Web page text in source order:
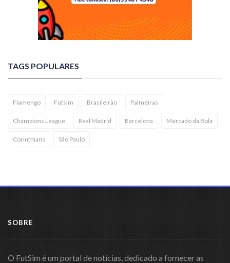
TAGS POPULARES
Flamengo Futsim Brasileirão Palmeiras
Champions League Real Madrid Barcelona Mercado da Bola
Corinthians São Paulo
SOBRE
O FutSim é um portal de notícias, dedicado a fornecer as